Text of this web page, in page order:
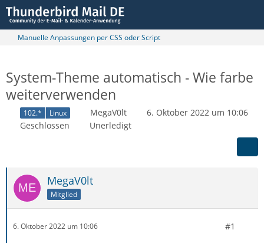
Manuelle Anpassungen per CSS oder Script
System-Theme automatisch - Wie farbe
weiterverwenden
102.* Linux MegaV0lt
6. Oktober 2022 um 10:06
Geschlossen
Unerledigt
MegaV0lt
Mitglied
6. Oktober 2022 um 10:06 #1